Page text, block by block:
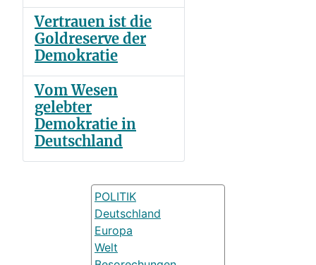
Vertrauen ist die
Goldreserve der
Demokratie
Vom Wesen
gelebter
Demokratie in
Deutschland
POLITIK
Deutschland
Europa
Welt